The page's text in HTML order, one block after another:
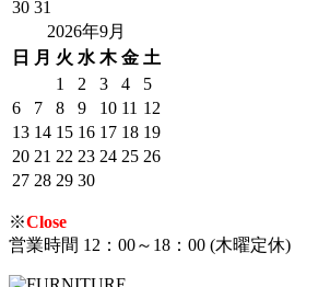
30 31
2026年9月
日
月 火 水 木 金 土
1
2 3 4
5
6
7 8 9 10 11 12
13 14 15 16 17 18 19
20 21 22 23 24 25 26
27 28 29 30
※Close
営業時間 12：00～18：00 (木曜定休)